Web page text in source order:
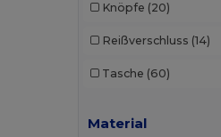
Dickies Medical
Digital Transfer (2)
Ecologie (8)
Knöpfe (20)
Reißverschluss (14)
Tasche (60)
Material